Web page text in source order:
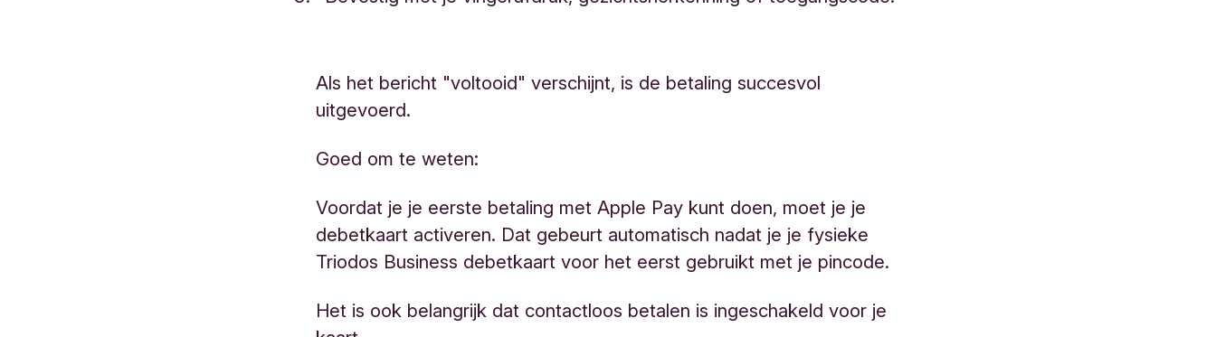
Als het bericht "voltooid" verschijnt, is de betaling succesvol
uitgevoerd.
Goed om te weten:
Voordat je je eerste betaling met Apple Pay kunt doen, moet je je
debetkaart activeren. Dat gebeurt automatisch nadat je je fysieke
Triodos Business debetkaart voor het eerst gebruikt met je pincode.
Het is ook belangrijk dat contactloos betalen is ingeschakeld voor je